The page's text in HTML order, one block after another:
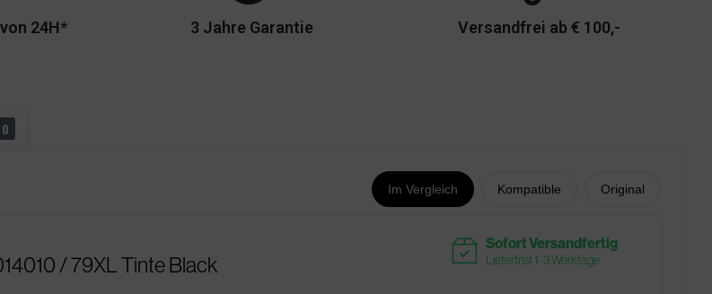
24H* 3 Jahre Garantie Versandfrei ab € 100,-
0
Im Vergleich Kompatible Original
/ 79XL Tinte Black readytoship Sofort Versandfertig
Lieferfrist 1-3 Werktage